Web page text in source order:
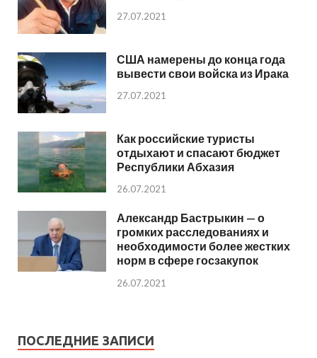
27.07.2021
США намерены до конца года
вывести свои войска из Ирака
27.07.2021
Как российские туристы
отдыхают и спасают бюджет
Республики Абхазия
26.07.2021
Александр Бастрыкин — о
громких расследованиях и
необходимости более жестких
норм в сфере госзакупок
26.07.2021
ПОСЛЕДНИЕ ЗАПИСИ